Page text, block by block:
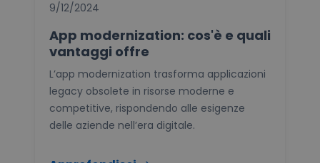
9/12/2024
App modernization: cos'è e quali
vantaggi offre
L’app modernization trasforma applicazioni
legacy obsolete in risorse moderne e
competitive, rispondendo alle esigenze
delle aziende nell’era digitale.